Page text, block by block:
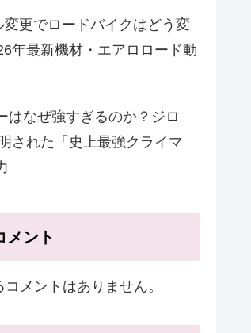
変更でロードバイクはどう変
年最新機材・エアロロード動
はなぜ強すぎるのか？ジロ
された「史上最強クライマ
メント
メントはありません。